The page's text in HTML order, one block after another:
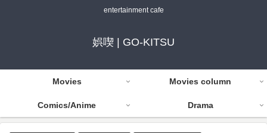
entertainment cafe
娯喫 | GO-KITSU
Movies Movies column
Comics/Anime Drama